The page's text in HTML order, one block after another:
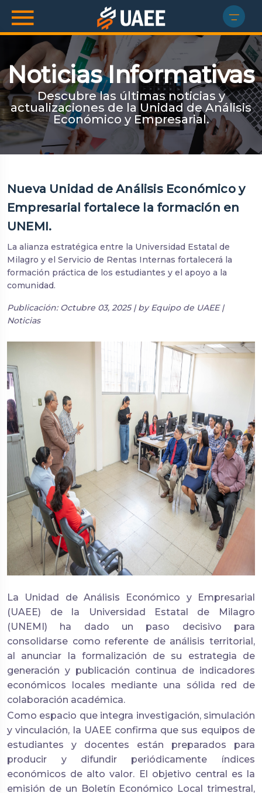
Noticias Informativas
Descubre las últimas noticias y
actualizaciones de la Unidad de Análisis
Económico y Empresarial.
Nueva Unidad de Análisis Económico y
Empresarial fortalece la formación en
UNEMI.
La alianza estratégica entre la Universidad Estatal de
Milagro y el Servicio de Rentas Internas fortalecerá la
formación práctica de los estudiantes y el apoyo a la
comunidad.
Publicación: Octubre 03, 2025 | by Equipo de UAEE |
Noticias
La Unidad de Análisis Económico y Empresarial
(UAEE) de la Universidad Estatal de Milagro
(UNEMI) ha dado un paso decisivo para
consolidarse como referente de análisis territorial,
al anunciar la formalización de su estrategia de
generación y publicación continua de indicadores
económicos locales mediante una sólida red de
colaboración académica.
Como espacio que integra investigación, simulación
y vinculación, la UAEE confirma que sus equipos de
estudiantes y docentes están preparados para
producir y difundir periódicamente índices
económicos de alto valor. El objetivo central es la
emisión de un Boletín Económico Local trimestral,